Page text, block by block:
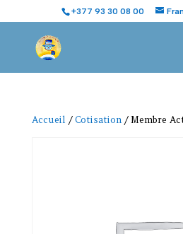
+377 93 30 08 00
Accueil /Cotisation/ Membre